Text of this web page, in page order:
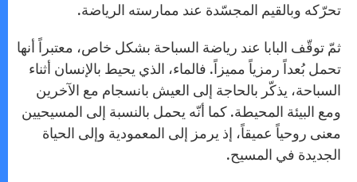
تحرّكه وبالقيم المجسّدة عند ممارسته الرياضة.
ثمّ توقّف البابا عند رياضة السباحة بشكل خاص، معتبراً أنها
تحمل بُعداً رمزياً مميزاً. فالماء، الذي يحيط بالإنسان أثناء
السباحة، يذكّر بالحاجة إلى العيش بانسجام مع الآخرين
ومع البيئة المحيطة. كما أنّه يحمل بالنسبة إلى المسيحيين
معنى روحياً عميقاً، إذ يرمز إلى المعمودية وإلى الحياة
الجديدة في المسيح.